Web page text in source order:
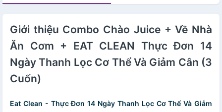
Giới thiệu Combo Chào Juice + Về Nhà
Ăn Cơm + EAT CLEAN Thực Đơn 14
Ngày Thanh Lọc Cơ Thể Và Giảm Cân (3
Cuốn)
Eat Clean - Thực Đơn 14 Ngày Thanh Lọc Cơ Thể Và Giảm